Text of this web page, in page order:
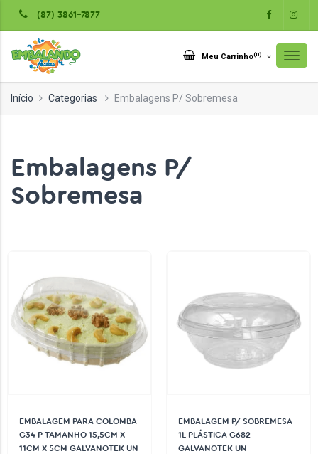
(87) 3861-7877
Meu Carrinho(0)
Início Categorias Embalagens P/ Sobremesa
Embalagens P/
Sobremesa
EMBALAGEM PARA COLOMBA
G34 P TAMANHO 15,5CM X
11CM X 5CM GALVANOTEK UN
EMBALAGEM P/ SOBREMESA
1L PLÁSTICA G682
GALVANOTEK UN